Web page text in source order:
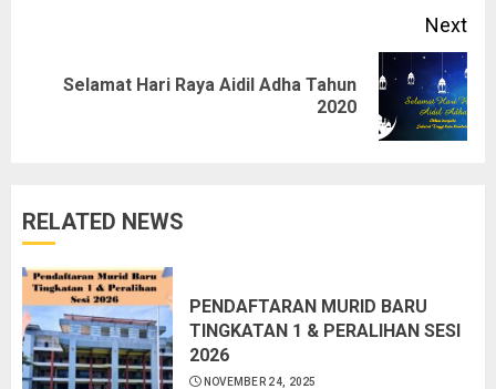
Next
Selamat Hari Raya Aidil Adha Tahun
2020
RELATED NEWS
PENDAFTARAN MURID BARU
TINGKATAN 1 & PERALIHAN SESI
2026
NOVEMBER 24, 2025